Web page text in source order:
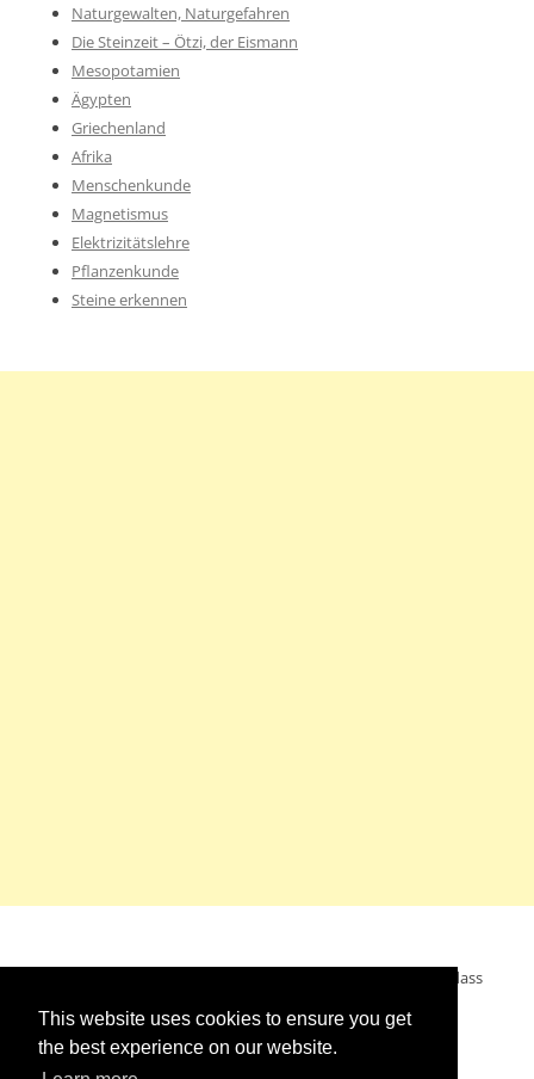
This website uses cookies to ensure you get
the best experience on our website.
Naturgewalten, Naturgefahren
Die Steinzeit – Ötzi, der Eismann
Mesopotamien
Ägypten
Griechenland
Afrika
Menschenkunde
Magnetismus
Elektrizitätslehre
Pflanzenkunde
Steine erkennen
Mein Wunsch: dass alle Menschen ohne Krieg leben dürfen, dass
alle Menschen den Krieg verurteilen und sich von den
Kriegstreibern abwenden. Das wünsche ich mir.